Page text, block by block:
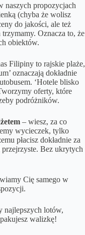
naszych propozycjach
(chyba że wolisz
do jakości, ale też
Oznacza to, że
obiektów.
Filipiny to rajskie plaże,
oznaczają dokładnie
‘Hotele blisko
oferty, które
podróżników.
– wiesz, za co
wycieczek, tylko
płacisz dokładnie za
przejrzyste. Bez ukrytych
Cię samego w
najlepszych lotów,
walizkę!